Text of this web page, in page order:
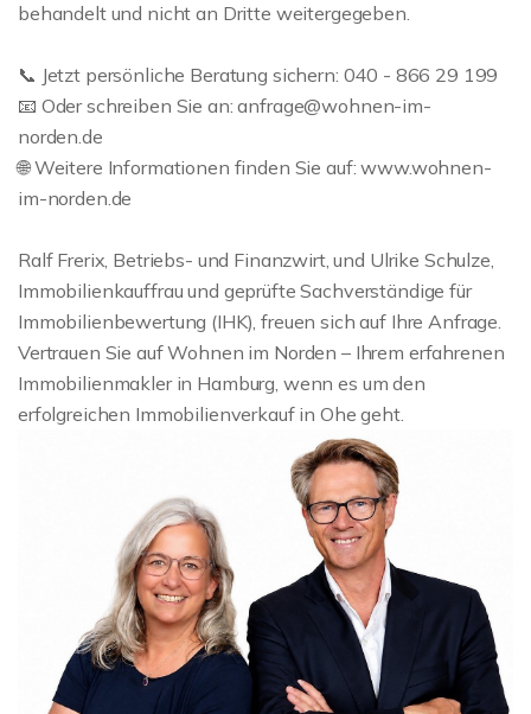
behandelt und nicht an Dritte weitergegeben.
📞 Jetzt persönliche Beratung sichern: 040 - 866 29 199
📧 Oder schreiben Sie an: anfrage@wohnen-im-
norden.de
🌐 Weitere Informationen finden Sie auf: www.wohnen-
im-norden.de
Ralf Frerix, Betriebs- und Finanzwirt, und Ulrike Schulze,
Immobilienkauffrau und geprüfte Sachverständige für
Immobilienbewertung (IHK), freuen sich auf Ihre Anfrage.
Vertrauen Sie auf Wohnen im Norden – Ihrem erfahrenen
Immobilienmakler in Hamburg, wenn es um den
erfolgreichen Immobilienverkauf in Ohe geht.